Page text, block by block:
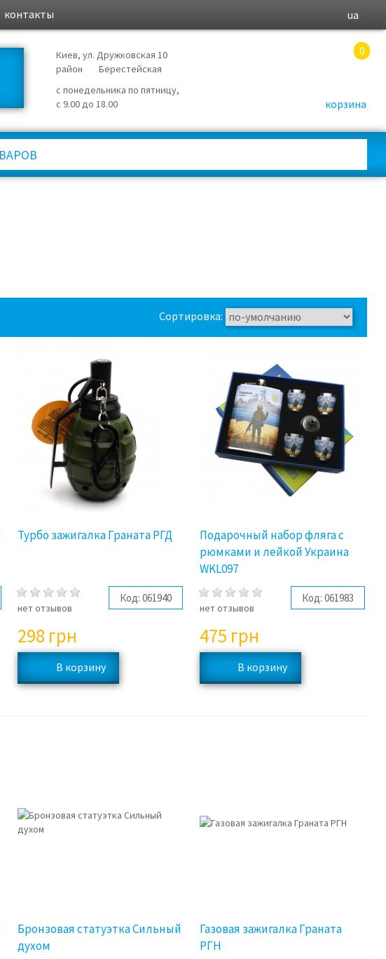
контакты ua
Киев, ул. Дружковская 10
район
Берестейская
с понедельника по пятницу,
с 9.00 до 18.00
0
корзина
Сортировка:
Турбо зажигалка Граната РГД
нет отзывов
Код: 061940
298 грн
Подарочный набор фляга с
рюмками и лейкой Украина
WKL097
нет отзывов
Код: 061983
475 грн
Бронзовая статуэтка Сильный
духом
Газовая зажигалка Граната
РГН